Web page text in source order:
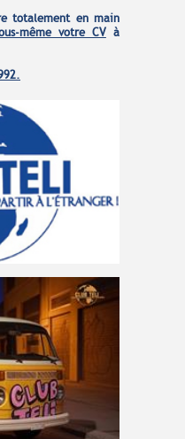
totalement en main
même votre CVà